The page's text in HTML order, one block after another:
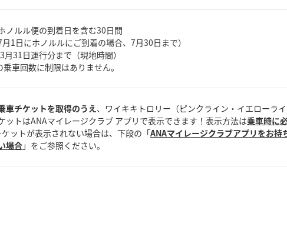
ノルル便の到着日を含む30日間
月1日にホノルルにご到着の場合、7月30日まで）
月31日運行分まで（現地時間）
乗車回数に制限はありません。
車チケットを取得のうえ 、ワイキキトロリー（ピンクライン・イエローラ
ットはANAマイレージクラブ アプリで表示できます！表示方法は乗車時に
ットが表示されない場合は、下段の「ANAマイレージクラブアプリをお
場合」をご参照ください。